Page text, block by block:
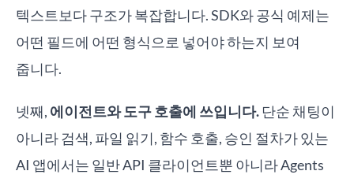
텍스트보다 구조가 복잡합니다. SDK와 공식 예제는
어떤 필드에 어떤 형식으로 넣어야 하는지 보여
줍니다.
넷째, 에이전트와 도구 호출에 쓰입니다. 단순 채팅이
아니라 검색, 파일 읽기, 함수 호출, 승인 절차가 있는
AI 앱에서는 일반 API 클라이언트뿐 아니라 Agents